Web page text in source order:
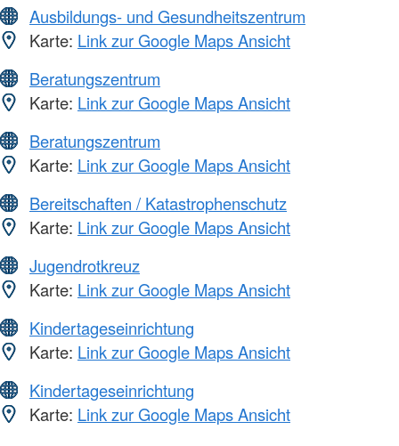
Ausbildungs- und Gesundheitszentrum
Karte: Link zur Google Maps Ansicht
Beratungszentrum
Karte: Link zur Google Maps Ansicht
Beratungszentrum
Karte: Link zur Google Maps Ansicht
Bereitschaften / Katastrophenschutz
Karte: Link zur Google Maps Ansicht
Jugendrotkreuz
Karte: Link zur Google Maps Ansicht
Kindertageseinrichtung
Karte: Link zur Google Maps Ansicht
Kindertageseinrichtung
Karte: Link zur Google Maps Ansicht